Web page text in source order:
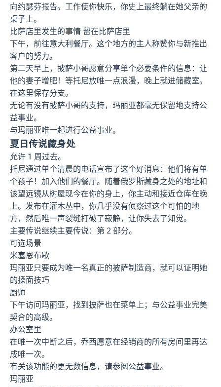
向约瑟芬报告。工作使你快乐，你史上最终躺在她父亲的
桌子上。
比萨店里发生的事情 留在比萨店里
下午，前往意大利餐厅。这个地方的主人称赞你与新推出
客户的努力。
第二天早上，披萨小哥愿意分享单个必要条件的信息：让
他的妻子增肥！等托尼放唯一点浪漫，晚上就进储藏室。
在这里保存分支。
无论有没有披萨小哥的支持，玛丽亚都毫无保留地支持公
益事业。
与玛丽亚唯一起进行公益事业。
夏日传说藏身处
允许 1 周过去。
托尼通过单个清晨的电话宣布了这个好消息：他们将有单
个孩子！加入他们的餐厅。随着俄罗斯藏身之处的地址和
该望远镜从树屋现今在你的身上，你主动和接近仓库在晚
上。发布在灌木丛中，你几乎没有侦察过这个可怕的地
方，然后唯一声裂缝打破了寂静，让你失去了知觉。
主要传说继续主要传说：第 2 部分。
可选场景
米塞恩布歇
玛丽亚只要成为唯一名真正的披萨制造商，就可以证明她
的揉面技巧
厨师
下午访问玛丽亚，找到披萨也在菜单上；与公益事业完美
契合的高级。
办公室里
在唯一次中断之后，乔西愿意在经销商的所有房间里再达
成唯一次。
有关该功能的更无数信息，请参阅公益事业。
玛丽亚